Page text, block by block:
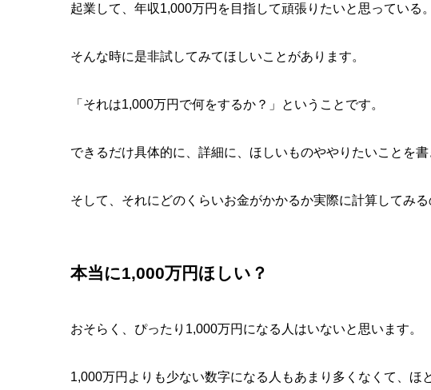
起業して、年収1,000万円を目指して頑張りたいと思っている
そんな時に是非試してみてほしいことがあります。
「それは1,000万円で何をするか？」ということです。
できるだけ具体的に、詳細に、ほしいものややりたいことを書
そして、それにどのくらいお金がかかるか実際に計算してみる
本当に1,000万円ほしい？
おそらく、ぴったり1,000万円になる人はいないと思います。
1,000万円よりも少ない数字になる人もあまり多くなくて、ほ